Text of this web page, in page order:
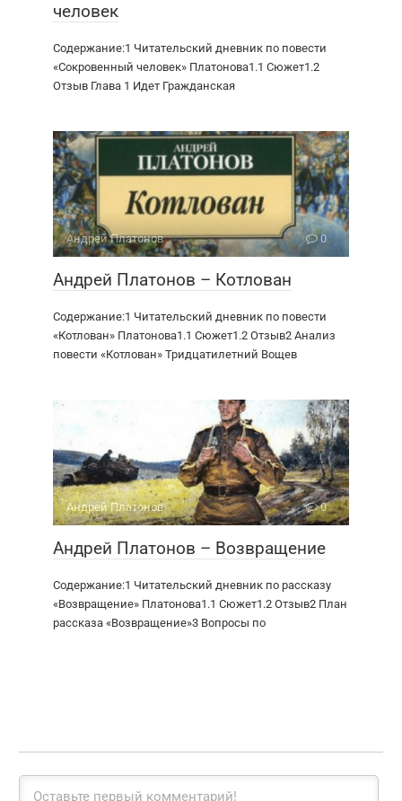
человек
Содержание:1 Читательский дневник по повести
«Сокровенный человек» Платонова1.1 Сюжет1.2
Отзыв Глава 1 Идет Гражданская
Андрей Платонов 0
Андрей Платонов – Котлован
Содержание:1 Читательский дневник по повести
«Котлован» Платонова1.1 Сюжет1.2 Отзыв2 Анализ
повести «Котлован» Тридцатилетний Вощев
Андрей Платонов 0
Андрей Платонов – Возвращение
Содержание:1 Читательский дневник по рассказу
«Возвращение» Платонова1.1 Сюжет1.2 Отзыв2 План
рассказа «Возвращение»3 Вопросы по